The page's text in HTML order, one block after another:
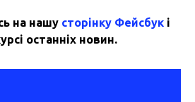
на нашу сторінку Фейсбук і
останніх новин.